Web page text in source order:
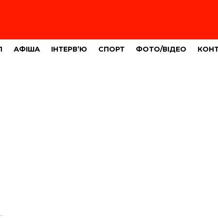
АФІША ІНТЕРВ’Ю СПОРТ ФОТО/ВІДЕО